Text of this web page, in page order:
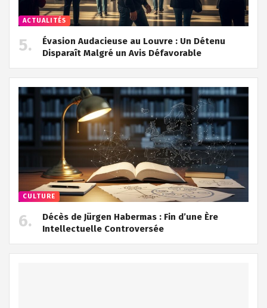
ACTUALITÉS
Évasion Audacieuse au Louvre : Un Détenu
Disparaît Malgré un Avis Défavorable
CULTURE
Décès de Jürgen Habermas : Fin d’une Ère
Intellectuelle Controversée